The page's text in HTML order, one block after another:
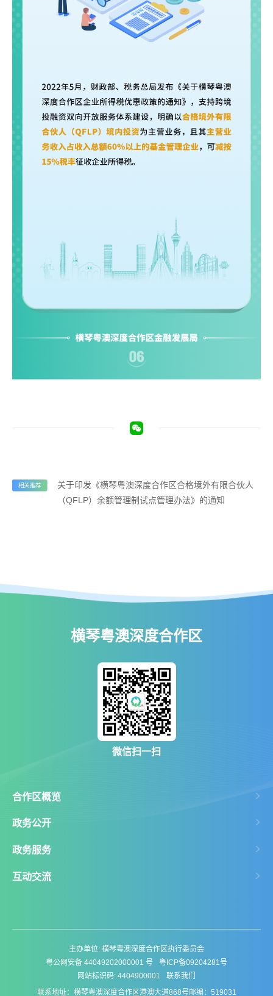
相关推荐
关于印发《横琴粤澳深度合作区合格境外有限合伙人
（QFLP）余额管理制试点管理办法》的通知
横琴粤澳深度合作区
微信扫一扫
合作区概览
政务公开
政务服务
互动交流
主办单位: 横琴粤澳深度合作区执行委员会
粤公网安备 44049202000001 号
粤ICP备09204281号
网站标识码: 4404900001
联系我们
联系地址：横琴粤澳深度合作区港澳大道868号邮编：519031